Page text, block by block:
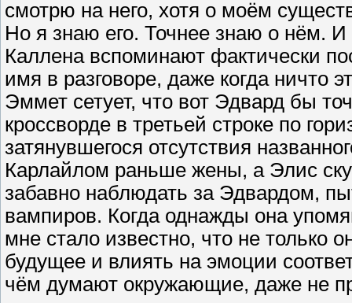
смотрю на него, хотя о моём
Но я знаю его. Точнее знаю о нём.
Каллена вспоминают фактически
имя в разговоре, даже когда ничто
Эммет сетует, что вот Эдвард бы
кроссворде в третьей строке по
затянувшегося отсутствия
Карлайлом раньше жены, а Элис
забавно наблюдать за Эдвардом,
вампиров. Когда однажды она
мне стало известно, что не только
будущее и влиять на эмоции
чём думают окружающие, даже не